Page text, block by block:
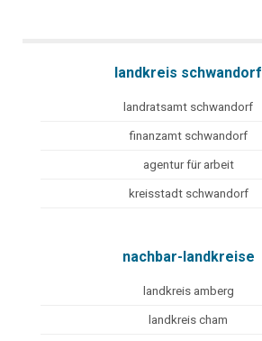
landkreis schwandorf
landratsamt schwandorf
finanzamt schwandorf
agentur für arbeit
kreisstadt schwandorf
nachbar-landkreise
landkreis amberg
landkreis cham